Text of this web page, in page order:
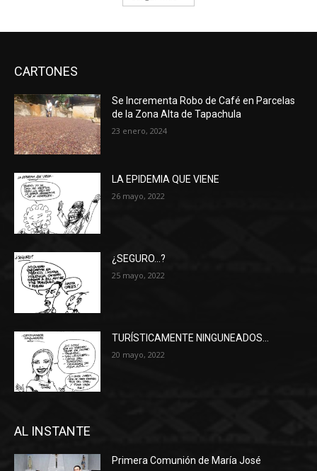
CARTONES
Se Incrementa Robo de Café en Parcelas
de la Zona Alta de Tapachula
23 enero, 2024
LA EPIDEMIA QUE VIENE
26 mayo, 2022
¿SEGURO…?
25 mayo, 2022
TURÍSTICAMENTE NINGUNEADOS…
20 mayo, 2022
AL INSTANTE
Primera Comunión de María José